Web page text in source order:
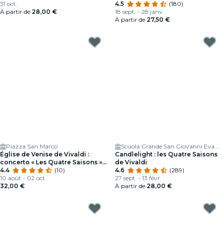
31 oct.
À partir de 28,00 €
4.5
(180)
18 sept. - 28 janv.
À partir de 27,50 €
Piazza San Marco
Église de Venise de Vivaldi :
concerto « Les Quatre Saisons »
de Vivaldi
4.4
(10)
10 août - 02 oct.
32,00 €
Scuola Grande San Giovanni Evangelista di Venezia
Candlelight : les Quatre Saisons
de Vivaldi
4.6
(289)
27 sept. - 13 févr.
À partir de 28,00 €